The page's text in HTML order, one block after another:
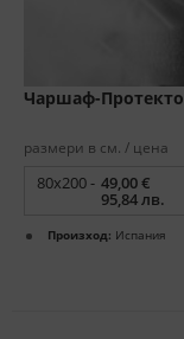
Чаршаф-
размери в см. / цена
80x200 - 49,00 €
95,84 лв.
Произход: Испания